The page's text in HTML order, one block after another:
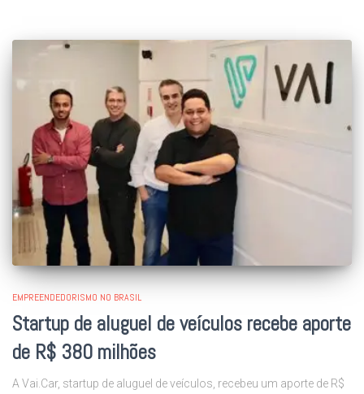
EMPREENDEDORISMO NO BRASIL
Startup de aluguel de veículos recebe aporte
de R$ 380 milhões
A Vai.Car, startup de aluguel de veículos, recebeu um aporte de R$